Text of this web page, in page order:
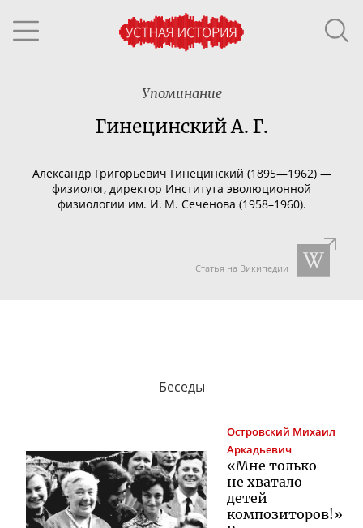
Упоминание
Гинецинский А. Г.
Александр Григорьевич Гинецинский (1895—1962) —
физиолог, директор Института эволюционной
физиологии им. И. М. Сеченова (1958–1960).
Статья на Википедии
Беседы
Островский Михаил
Аркадьевич
«Мне только
не хватало
детей
композиторов!»